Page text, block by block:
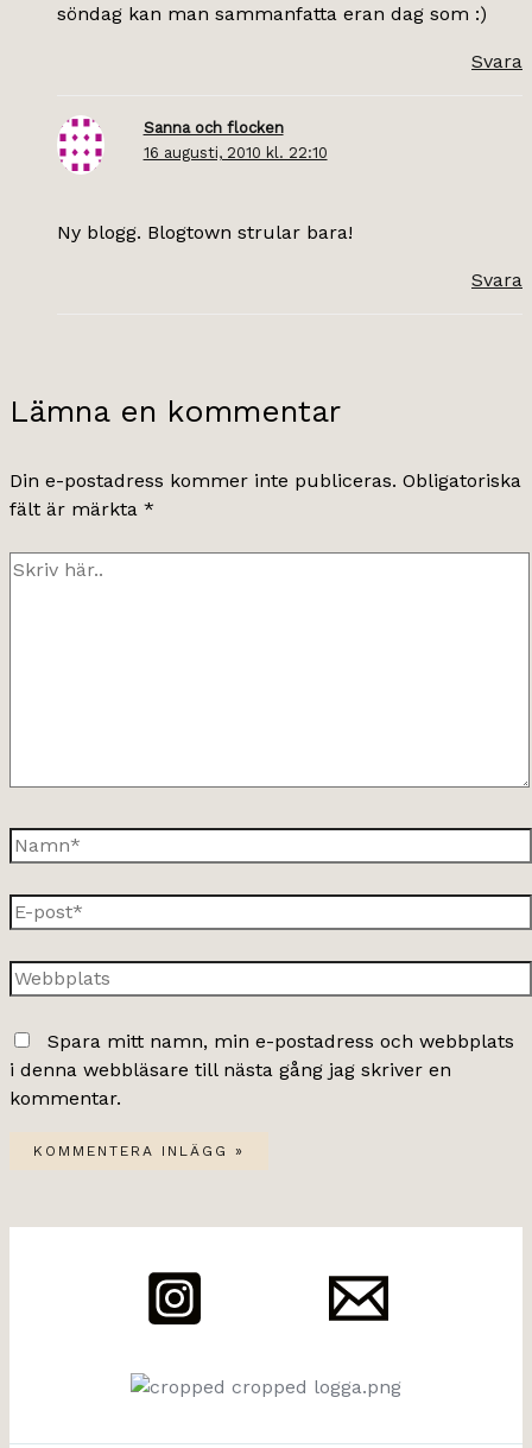
söndag kan man sammanfatta eran dag som :)
Svara
Sanna och flocken
16 augusti, 2010 kl. 22:10
Ny blogg. Blogtown strular bara!
Svara
Lämna en kommentar
Din e-postadress kommer inte publiceras. Obligatoriska
fält är märkta *
Skriv
Namn*
E-
post*
Webbplats
Spara mitt namn, min e-postadress och webbplats
i denna webbläsare till nästa gång jag skriver en
kommentar.